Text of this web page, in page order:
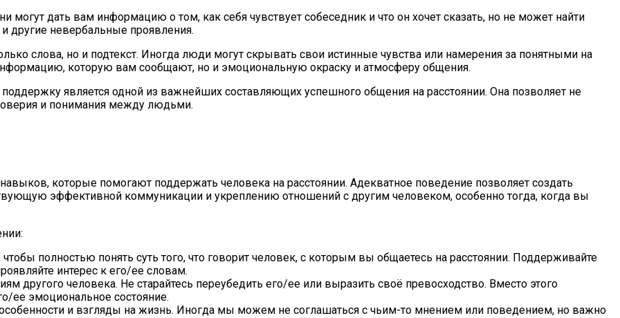
могут дать вам информацию о том, как себя чувствует собеседник и что он хочет сказать, но не может найти
другие невербальные проявления.
слова, но и подтекст. Иногда люди могут скрывать свои истинные чувства или намерения за понятными на
которую вам сообщают, но и эмоциональную окраску и атмосферу общения.
является одной из важнейших составляющих успешного общения на расстоянии. Она позволяет не
и понимания между людьми.
которые помогают поддержать человека на расстоянии. Адекватное поведение позволяет создать
эффективной коммуникации и укреплению отношений с другим человеком, особенно тогда, когда вы
полностью понять суть того, что говорит человек, с которым вы общаетесь на расстоянии. Поддерживайте
интерес к его/ее словам.
другого человека. Не старайтесь переубедить его/ее или выразить своё превосходство. Вместо этого
ее эмоциональное состояние.
и взгляды на жизнь. Иногда мы можем не соглашаться с чьим-то мнением или поведением, но важно